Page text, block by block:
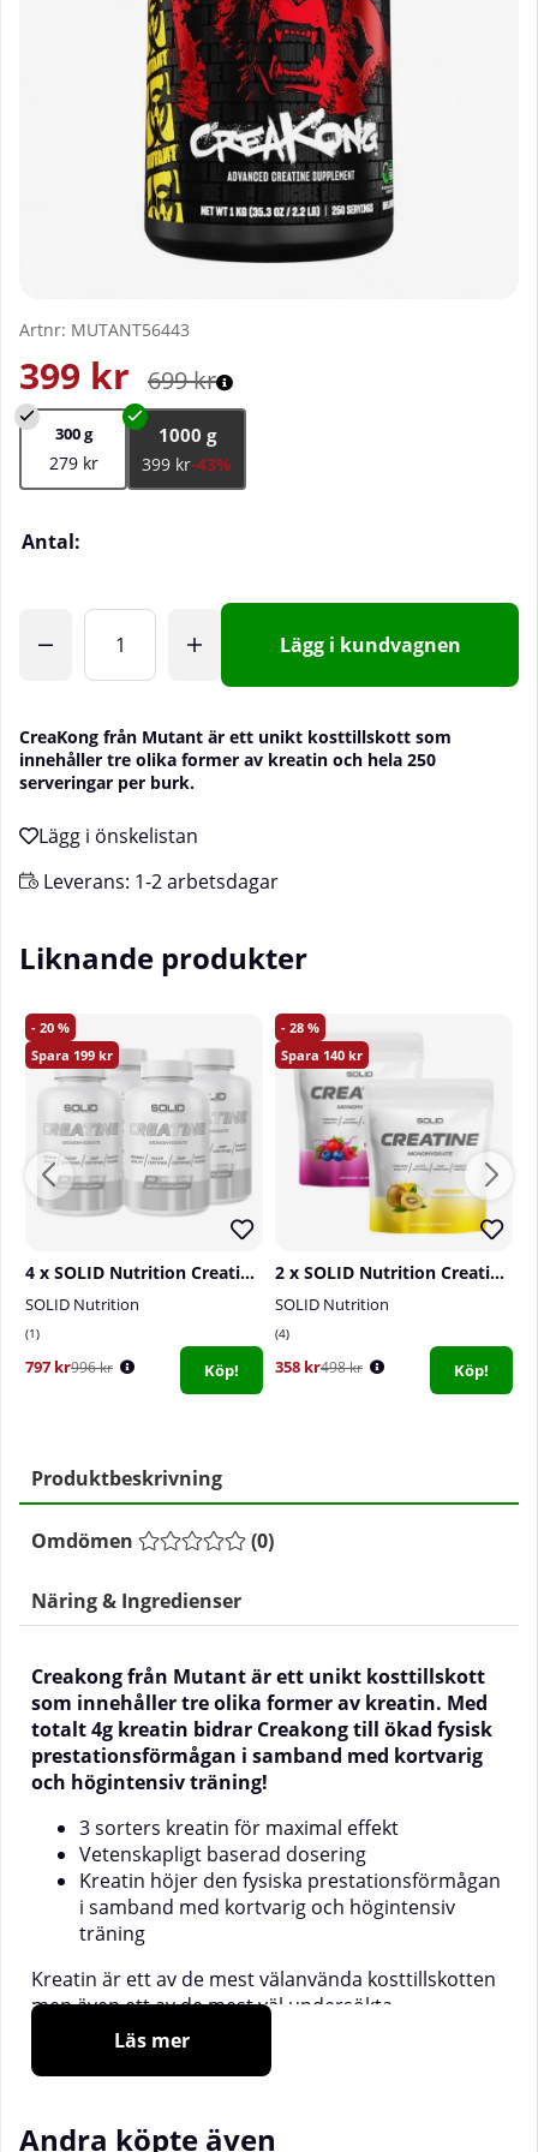
Artnr: MUTANT56443
699kr
399 kr
300 g
279 kr
1000 g
399 kr-43%
Antal:
Lägg i kundvagnen
CreaKong från Mutant är ett unikt kosttillskott som
innehåller tre olika former av kreatin och hela 250
serveringar per burk.
Leverans: 1-2 arbetsdagar
Liknande produkter
20
199
4 x SOLID Nutrition Creatine, 150 mega caps
SOLID Nutrition
1
797 kr996 kr Köp!
28
140
2 x SOLID Nutrition Creatine Monohydrate, 400 g
SOLID Nutrition
4
358 kr498 kr Köp!
Produktbeskrivning
Omdömen (0)
Näring & Ingredienser
Creakong från Mutant är ett unikt kosttillskott
som innehåller tre olika former av kreatin. Med
totalt 4g kreatin bidrar Creakong till ökad fysisk
prestationsförmågan i samband med kortvarig
och högintensiv träning!
3 sorters kreatin för maximal effekt
Vetenskapligt baserad dosering
Kreatin höjer den fysiska prestationsförmågan
i samband med kortvarig och högintensiv
träning
Kreatin är ett av de mest välanvända kosttillskotten
men även ett av de mest väl undersökta.
Regelbunden användning med doser på 3g eller mer
av styrketräning även för vuxna över 55 år.
Kreatin är en fosfatdonator. När en muskel arbetar
Läs mer
Andra köpte även